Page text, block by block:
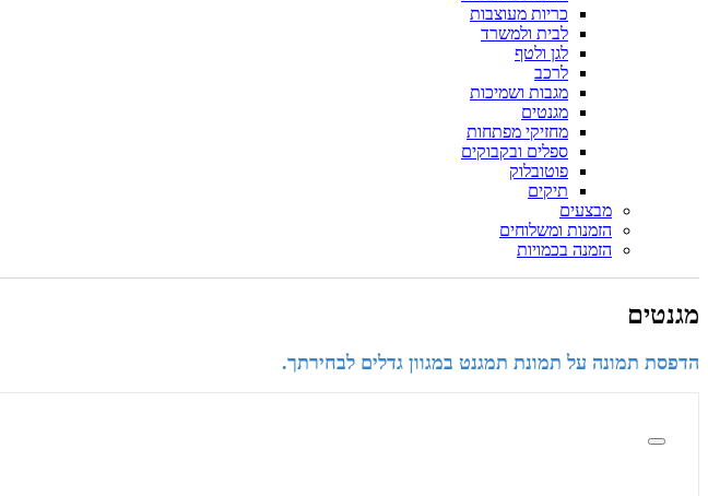
כריות מעוצבות
לבית ולמשרד
לגן ולטף
לרכב
מגבות ושמיכות
מגנטים
מחזיקי מפתחות
ספלים ובקבוקים
פוטובלוק
תיקים
מבצעים
הזמנות ומשלוחים
הזמנה בכמויות
מגנטים
הדפסת תמונה על תמונת תמגנט במגוון גדלים לבחירתך.